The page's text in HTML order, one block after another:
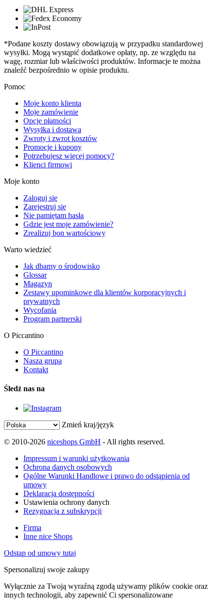
*Podane koszty dostawy obowiązują w przypadku standardowej
wysyłki. Mogą wystąpić dodatkowe opłaty, np. ze względu na
wagę, rozmiar lub właściwości produktów. Informacje te można
znaleźć bezpośrednio w opisie produktu.
Pomoc
Moje konto klienta
Moje zamówienie
Opcje płatności
Wysyłka i dostawa
Zwroty i zwrot kosztów
Promocje i kupony
Potrzebujesz więcej pomocy?
Klienci firmowi
Moje konto
Zaloguj się
Zarejestruj się
Nie pamiętam hasła
Gdzie jest moje zamówienie?
Zrealizuj bon wartościowy
Warto wiedzieć
Jak dbamy o środowisko
Glossar
Magazyn
Zestawy upominkowe dla klientów korporacyjnych i
prywatnych
Wycofania
Program partnerski
O Piccantino
O Piccantino
Nasza grupa
Kontakt
Śledź nas na
Zmień kraj/język
© 2010-2026 niceshops GmbH - All rights reserved.
Impressum i warunki użytkowania
Ochrona danych osobowych
Ogólne Warunki Handlowe i prawo do odstąpienia od
umowy
Deklaracja dostępności
Ustawienia ochrony danych
Rezygnacja z subskrypcji
Firma
Inne nice Shops
Odstąp od umowy tutaj
Spersonalizuj swoje zakupy
Wyłącznie za Twoją wyraźną zgodą używamy plików cookie oraz
innych technologii, aby zapewnić Ci spersonalizowane